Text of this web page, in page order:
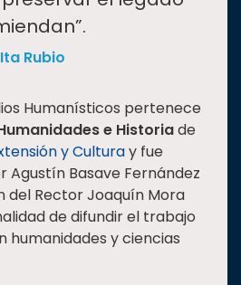
Rubio
Humanísticos pertenece
e Historiade
y Culturay fue
Agustín Basave Fernández
del Rector Joaquín Mora
de difundir el trabajo
humanidades y ciencias